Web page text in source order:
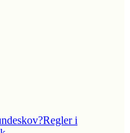
Regler i